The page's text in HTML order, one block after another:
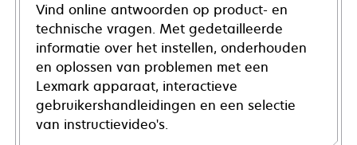
Vind online antwoorden op product- en
technische vragen. Met gedetailleerde
informatie over het instellen, onderhouden
en oplossen van problemen met een
Lexmark apparaat, interactieve
gebruikershandleidingen en een selectie
van instructievideo's.